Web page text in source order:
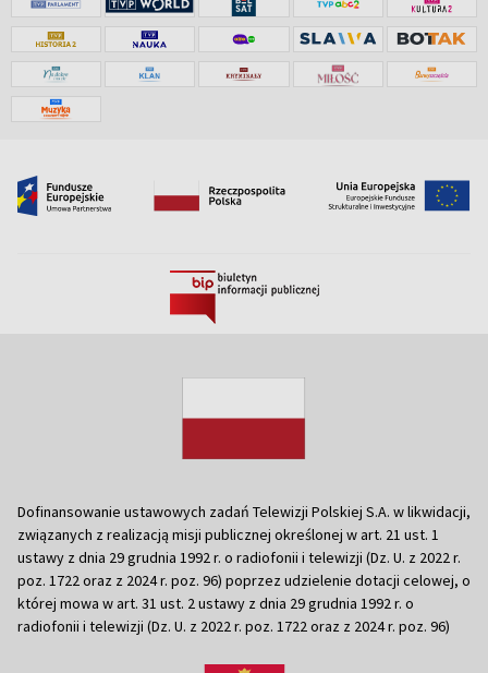
Dofinansowanie ustawowych zadań Telewizji Polskiej S.A. w likwidacji,
związanych z realizacją misji publicznej określonej w art. 21 ust. 1
ustawy z dnia 29 grudnia 1992 r. o radiofonii i telewizji (Dz. U. z 2022 r.
poz. 1722 oraz z 2024 r. poz. 96) poprzez udzielenie dotacji celowej, o
której mowa w art. 31 ust. 2 ustawy z dnia 29 grudnia 1992 r. o
radiofonii i telewizji (Dz. U. z 2022 r. poz. 1722 oraz z 2024 r. poz. 96)